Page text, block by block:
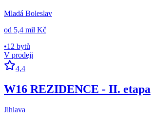
Mladá Boleslav
od 5,4 mil Kč
•12 bytů
V prodeji
4,4
W16 REZIDENCE - II. etapa
Jihlava